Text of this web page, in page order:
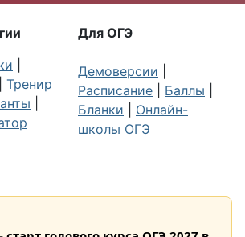
Тренир
Для ОГЭ
Демоверсии
Расписание
Баллы
Бланки
Онлайн-
школы ОГЭ